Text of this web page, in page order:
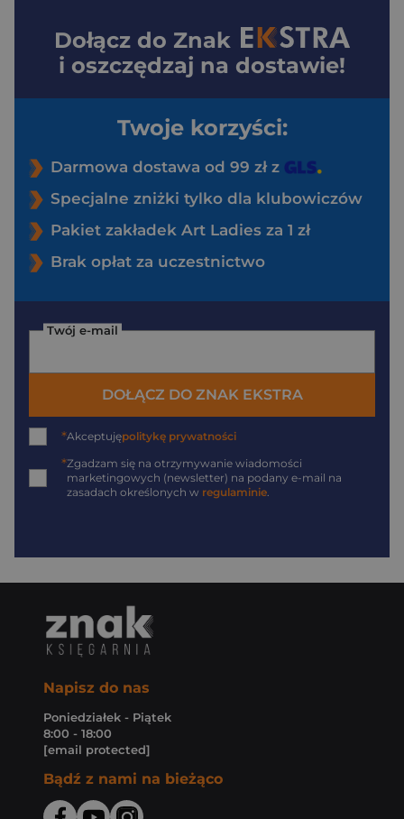
Dołącz do Znak
i oszczędzaj na dostawie!
Twoje korzyści:
Darmowa dostawa od 99 zł z
Specjalne zniżki tylko dla klubowiczów
Pakiet zakładek Art Ladies za 1 zł
Brak opłat za uczestnictwo
Twój e-mail
DOŁĄCZ DO ZNAK EKSTRA
*Akceptujępolitykę prywatności
*Zgadzam się na otrzymywanie wiadomości
marketingowych (newsletter) na podany e-mail na
zasadach określonych w regulaminie.
Napisz do nas
Poniedziałek - Piątek
8:00 - 18:00
[email protected]
Bądź z nami na bieżąco